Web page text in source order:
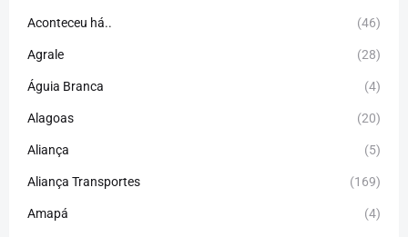
Aconteceu há.. (46)
Agrale (28)
Águia Branca (4)
Alagoas (20)
Aliança (5)
Aliança Transportes (169)
Amapá (4)